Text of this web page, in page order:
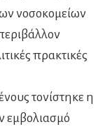
νοσοκομείων
πρακτικές
τονίστηκε η
εμβολιασμό